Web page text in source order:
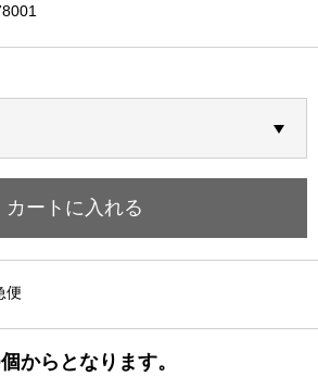
カートに入れる
便
からとなります。